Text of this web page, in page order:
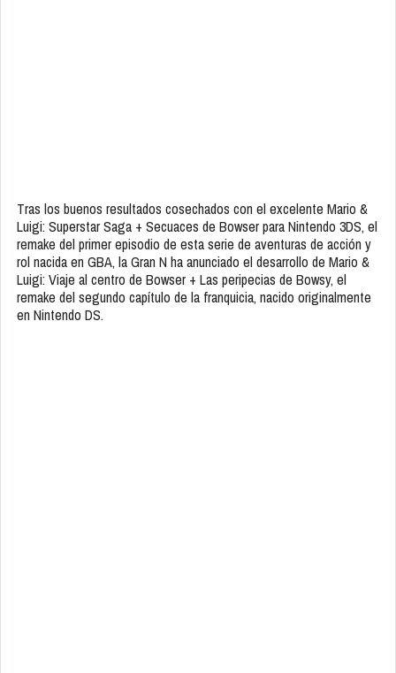
Tras los buenos resultados cosechados con el excelente Mario &
Luigi: Superstar Saga + Secuaces de Bowser para Nintendo 3DS, el
remake del primer episodio de esta serie de aventuras de acción y
rol nacida en GBA, la Gran N ha anunciado el desarrollo de Mario &
Luigi: Viaje al centro de Bowser + Las peripecias de Bowsy, el
remake del segundo capítulo de la franquicia, nacido originalmente
en Nintendo DS.